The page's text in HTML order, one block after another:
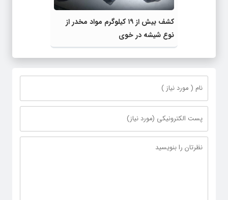
کشف بیش از ۱۹ کیلوگرم مواد مخدر از
نوع شیشه در خوی